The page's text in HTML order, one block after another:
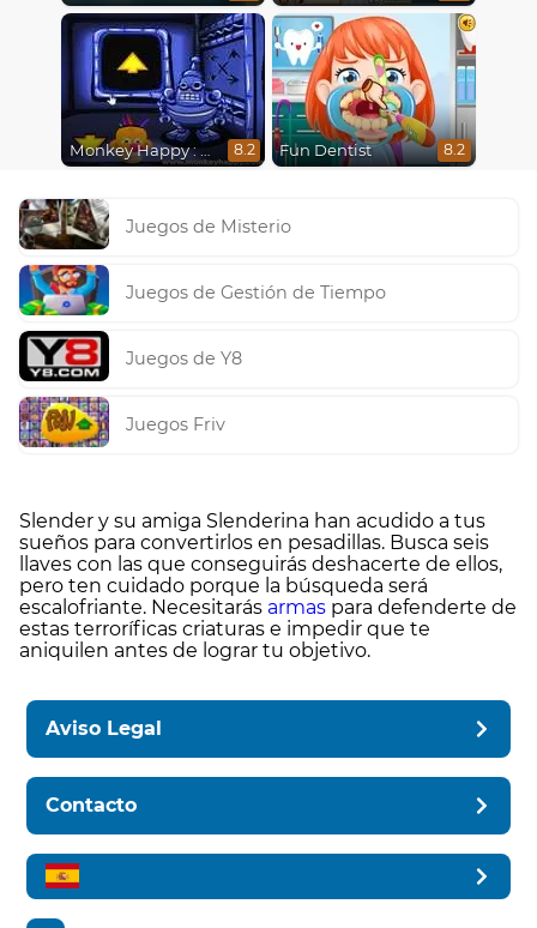
Monkey Happy : Stage 0112 8.2 Fun Dentist 8.2
Juegos de Misterio
Juegos de Gestión de Tiempo
Juegos de Y8
Juegos Friv
Slender y su amiga Slenderina han acudido a tus
sueños para convertirlos en pesadillas. Busca seis
llaves con las que conseguirás deshacerte de ellos,
pero ten cuidado porque la búsqueda será
escalofriante. Necesitarás armas para defenderte de
estas terroríficas criaturas e impedir que te
aniquilen antes de lograr tu objetivo.
Aviso Legal
Contacto